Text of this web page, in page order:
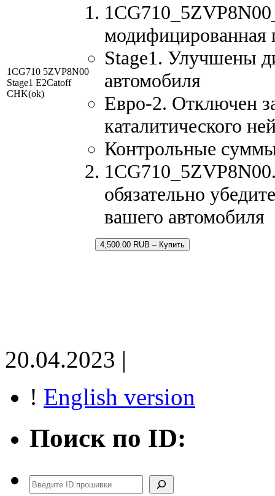
1CG710 5ZVP8N00
Stage1 E2Catoff
CHK(ok)
модифицированная
Stage1. Улучшены
автомобиля
Евро-2. Отключен
каталитического
Контрольные
обязательно
вашего автомобиля
4,500.00 RUB – Купить
20.04.2023 |
! English version
Поиск по ID:
Поиск